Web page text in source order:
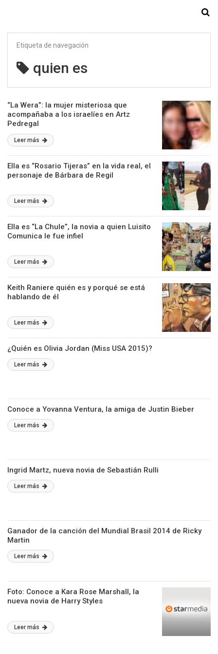
Etiqueta de navegación
quien es
“La Wera”: la mujer misteriosa que
acompañaba a los israelíes en Artz
Pedregal
Leer más
Ella es “Rosario Tijeras” en la vida real, el
personaje de Bárbara de Regil
Leer más
Ella es “La Chule”, la novia a quien Luisito
Comunica le fue infiel
Leer más
Keith Raniere quién es y porqué se está
hablando de él
Leer más
¿Quién es Olivia Jordan (Miss USA 2015)?
Leer más
Conoce a Yovanna Ventura, la amiga de Justin Bieber
Leer más
Ingrid Martz, nueva novia de Sebastián Rulli
Leer más
Ganador de la canción del Mundial Brasil 2014 de Ricky
Martin
Leer más
Foto: Conoce a Kara Rose Marshall, la
nueva novia de Harry Styles
Leer más